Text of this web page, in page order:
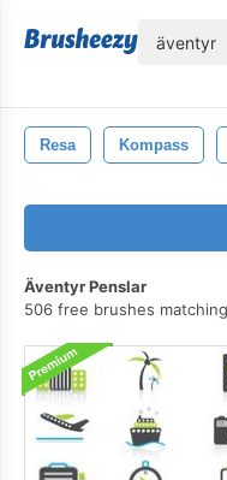
Resa Kompass
Äventyr Penslar
506 free brushes matching